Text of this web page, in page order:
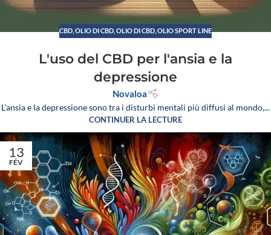
CBD OLIO DI CBD OLIO DI CBD, OLIO SPORT LINE
L'uso del CBD per l'ansia e la
depressione
Novaloa
L'ansia e la depressione sono tra i disturbi mentali più diffusi al mondo,...
CONTINUER LA LECTURE
13
FÉV